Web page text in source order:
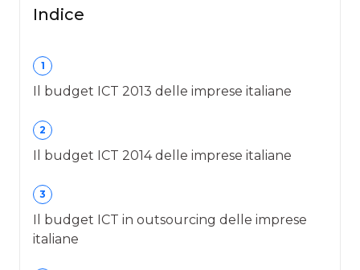
Indice
1
Il budget ICT 2013 delle imprese italiane
2
Il budget ICT 2014 delle imprese italiane
3
Il budget ICT in outsourcing delle imprese
italiane